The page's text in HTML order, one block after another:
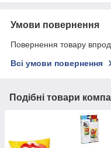
Умови повернення
Повернення товару
Всі умови повернення
Подібні товари